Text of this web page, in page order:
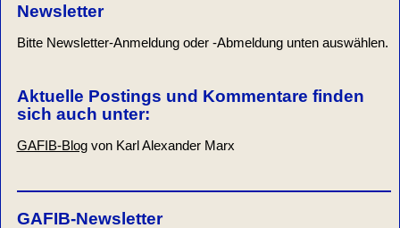
Newsletter
Bitte Newsletter-Anmeldung oder -Abmeldung unten auswählen.
Aktuelle Postings und Kommentare finden
sich auch unter:
GAFIB-Blogvon Karl Alexander Marx
GAFIB-Newsletter